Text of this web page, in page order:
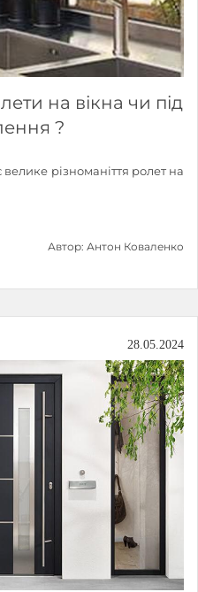
на вікна чи під
?
різноманіття ролет на
Автор: Антон Коваленко
28.05.2024